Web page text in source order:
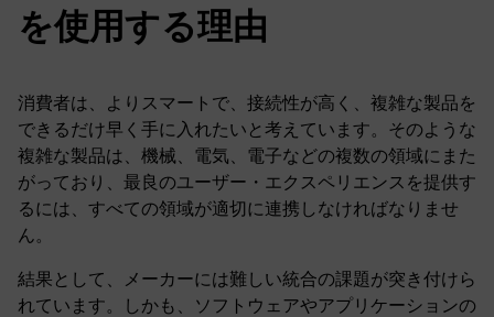
を使用する理由
消費者は、よりスマートで、接続性が高く、複雑な製品を
できるだけ早く手に入れたいと考えています。そのような
複雑な製品は、機械、電気、電子などの複数の領域にまた
がっており、最良のユーザー・エクスペリエンスを提供す
るには、すべての領域が適切に連携しなければなりませ
ん。
結果として、メーカーには難しい統合の課題が突き付けら
れています。しかも、ソフトウェアやアプリケーションの